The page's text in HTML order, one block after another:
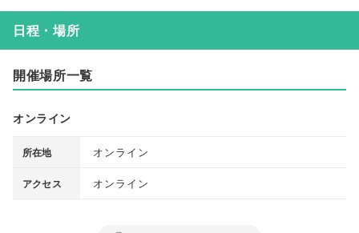
日程・場所
開催場所一覧
オンライン
所在地 オンライン
アクセス オンライン